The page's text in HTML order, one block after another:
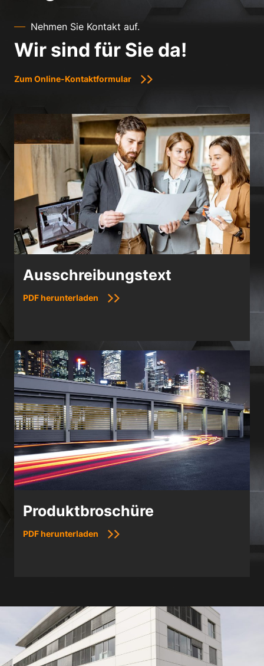
Nehmen Sie Kontakt auf.
Wir sind für Sie da!
Zum Online-Kontaktformular
Ausschreibungstext
PDF herunterladen
Produktbroschüre
PDF herunterladen